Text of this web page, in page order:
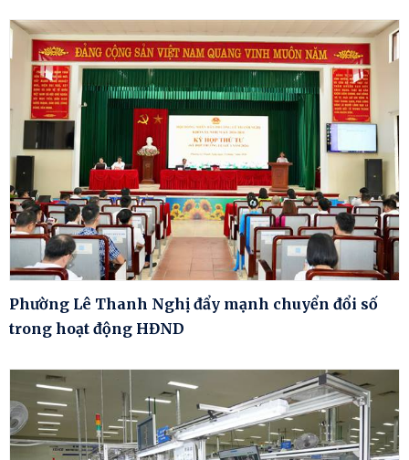
Phường Lê Thanh Nghị đẩy mạnh chuyển đổi số
trong hoạt động HĐND